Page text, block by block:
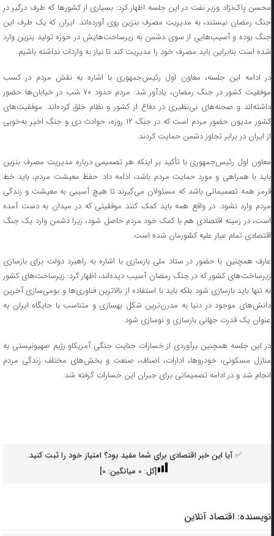
محسن پاک‌نژاد وزیر نفت در این جلسه اظهار کرد: بسیاری از کشور‌ها که طرف درگیر در
جنگ رمضان نیستند، به مدیریت مصرف بنزین روی آورده‌اند. ایران که یک طرف این
جنگ بوده و آسیب‌هایی از سوی دشمن به زیرساخت‌هایش در حوزه تولید بنزین وارد
شده است بنابراین باید مصرف خود را مدیریت کند تا نیاز به واردات نداشته باشیم.
در ادامه این جلسه، معاون اول رئیس‌جمهوری با اشاره به نقش مردم در کسب
موفقیت کشور در جنگ رمضان، یادآور شد: مردم حدود ۷۰ شب در خیابان‌ها حضور
داشته‌اند و صحنه‌های بی‌نظیری در دفاع از کشور و نظام خلق کرده‌اند. موفقیت‌های
کشور مدیون حضور مردم است که در جنگ ۱۲ روزه، حوادث دی و جنگ اخیر به‌خوبی
از ایران در برابر تجاوز دشمن حمایت کردند.
معاون اول رئیس‌جمهوری با تأکید بر اینکه هر تصمیمی درباره مدیریت مصرف بنزین
باید با همراهی و مورد حمایت مردم باشد، ادامه داد: حفظ معیشت مردم، باید خط
قرمز همه تصمیماتی باشد که مسئولان می‌گیرند تا هیچ آسیبی به معیشت و زندگی
مردم وارد نشود. در واقع همه باید کمک کنند موفقیتی که در میدان به دست آمده
است، در زمینه اقتصادی هم با کمک خود مردم حاصل شود، زیرا دشمن وارد یک جنگ
اقتصادی تمام عیار علیه کشورمان شده است.
عارف همچنین با حضور در ستاد ملی بازسازی با اشاره به راهبرد دولت برای بازسازی
زیرساخت‌های کشور که در جنگ رمضان آسیب دیده‌اند، اظهار کرد: زیرساخت‌های کشور
نه تنها باید بازسازی شود بلکه باید با استفاده از بالاترین فناوری‌ها و بومی‌سازی آخرین
دانش‌های موجود در دنیا به مدرن‌ترین شکل بهسازی و متناسب با جایگاه ایران به
عنوان یک قدرت جهانی بازسازی و نوسازی شود.
در این جلسه همچنین برآوردی از خسارات جنایت جنگی آمریکاو رژیم صهیونیستی به
منازل مسکونی، خودروها، ادارات، اصناف، صنعت و بخش‌های مختلف زندگی مردم
انجام شد و در ادامه تصمیماتی برای جبران این خسارات گرفته شد.
✅ آیا این خبر اقتصادی برای شما مفید بود؟ امتیاز خود را ثبت کنید.
[کل: 0میانگین: 0
]
نویسنده: اقتصاد آنلاین